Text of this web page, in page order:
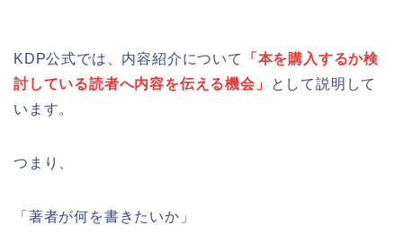
KDP公式では、内容紹介について
「本を購入するか検
討している読者へ内容を伝える機会」
として説明して
います。
つまり、
「著者が何を書きたいか」